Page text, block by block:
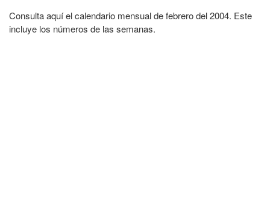
Consulta aquí el calendario mensual de febrero del 2004. Este
incluye los números de las semanas.